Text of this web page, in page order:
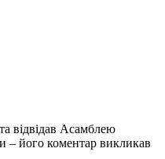
відвідав Асамблею
– його коментар викликав